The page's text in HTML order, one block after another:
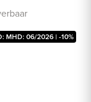
MHD: 06/2026 | -10%